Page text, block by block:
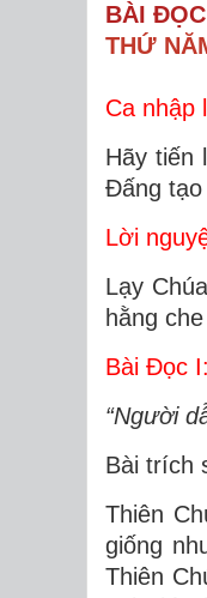
BÀI
THỨ
Ca nhập
Hãy tiến
Đấng tạo
Lời
Lạy
hằng
Bài Ðọc I:
“Người
Bài trích
Thiên
giống
Thiên